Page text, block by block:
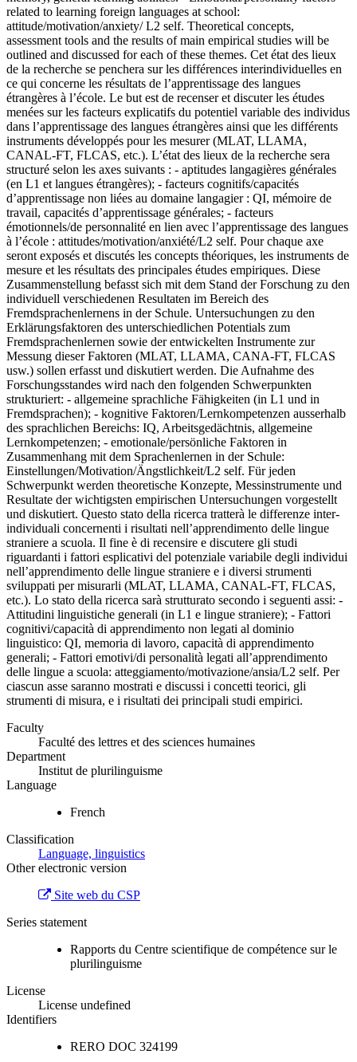
related to learning foreign languages at school:
attitude/motivation/anxiety/ L2 self. Theoretical concepts,
assessment tools and the results of main empirical studies will be
outlined and discussed for each of these themes. Cet état des lieux
de la recherche se penchera sur les différences interindividuelles en
ce qui concerne les résultats de l’apprentissage des langues
étrangères à l’école. Le but est de recenser et discuter les études
menées sur les facteurs explicatifs du potentiel variable des individus
dans l’apprentissage des langues étrangères ainsi que les différents
instruments développés pour les mesurer (MLAT, LLAMA,
CANAL-FT, FLCAS, etc.). L’état des lieux de la recherche sera
structuré selon les axes suivants : - aptitudes langagières générales
(en L1 et langues étrangères); - facteurs cognitifs/capacités
d’apprentissage non liées au domaine langagier : QI, mémoire de
travail, capacités d’apprentissage générales; - facteurs
émotionnels/de personnalité en lien avec l’apprentissage des langues
à l’école : attitudes/motivation/anxiété/L2 self. Pour chaque axe
seront exposés et discutés les concepts théoriques, les instruments de
mesure et les résultats des principales études empiriques. Diese
Zusammenstellung befasst sich mit dem Stand der Forschung zu den
individuell verschiedenen Resultaten im Bereich des
Fremdsprachenlernens in der Schule. Untersuchungen zu den
Erklärungsfaktoren des unterschiedlichen Potentials zum
Fremdsprachenlernen sowie der entwickelten Instrumente zur
Messung dieser Faktoren (MLAT, LLAMA, CANA-FT, FLCAS
usw.) sollen erfasst und diskutiert werden. Die Aufnahme des
Forschungsstandes wird nach den folgenden Schwerpunkten
strukturiert: - allgemeine sprachliche Fähigkeiten (in L1 und in
Fremdsprachen); - kognitive Faktoren/Lernkompetenzen ausserhalb
des sprachlichen Bereichs: IQ, Arbeitsgedächtnis, allgemeine
Lernkompetenzen; - emotionale/persönliche Faktoren in
Zusammenhang mit dem Sprachenlernen in der Schule:
Einstellungen/Motivation/Ängstlichkeit/L2 self. Für jeden
Schwerpunkt werden theoretische Konzepte, Messinstrumente und
Resultate der wichtigsten empirischen Untersuchungen vorgestellt
und diskutiert. Questo stato della ricerca tratterà le differenze inter-
individuali concernenti i risultati nell’apprendimento delle lingue
straniere a scuola. Il fine è di recensire e discutere gli studi
riguardanti i fattori esplicativi del potenziale variabile degli individui
nell’apprendimento delle lingue straniere e i diversi strumenti
sviluppati per misurarli (MLAT, LLAMA, CANAL-FT, FLCAS,
etc.). Lo stato della ricerca sarà strutturato secondo i seguenti assi: -
Attitudini linguistiche generali (in L1 e lingue straniere); - Fattori
cognitivi/capacità di apprendimento non legati al dominio
linguistico: QI, memoria di lavoro, capacità di apprendimento
generali; - Fattori emotivi/di personalità legati all’apprendimento
delle lingue a scuola: atteggiamento/motivazione/ansia/L2 self. Per
ciascun asse saranno mostrati e discussi i concetti teorici, gli
strumenti di misura, e i risultati dei principali studi empirici.
Faculty
Faculté des lettres et des sciences humaines
Department
Institut de plurilinguisme
Language
French
Classification
Language, linguistics
Other electronic version
Site web du CSP
Series statement
Rapports du Centre scientifique de compétence sur le
plurilinguisme
License
License undefined
Identifiers
RERO DOC 324199